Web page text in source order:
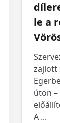
le a
zajlott
úton
A ...